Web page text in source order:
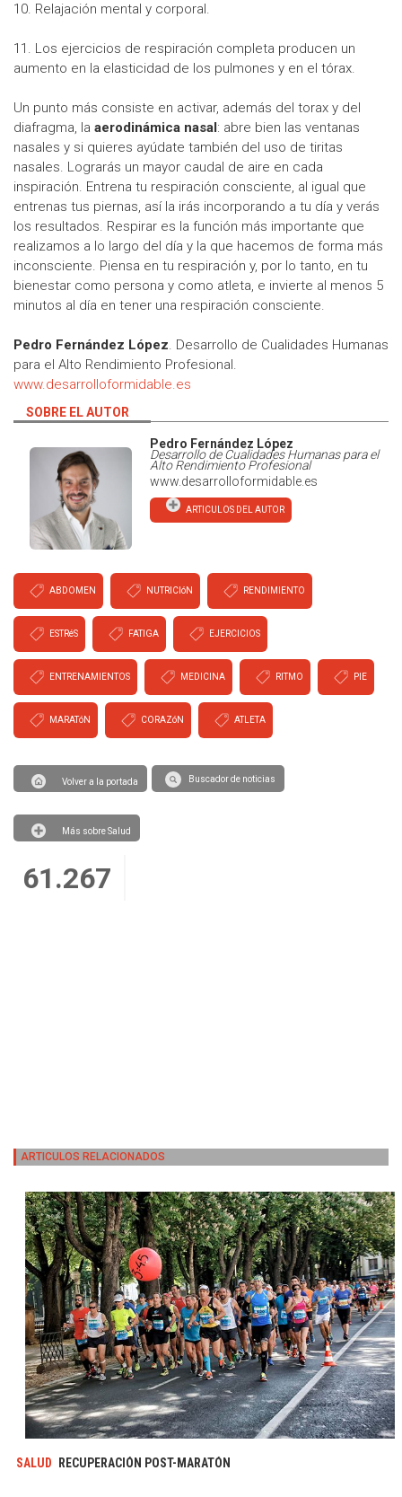
10. Relajación mental y corporal.
11. Los ejercicios de respiración completa producen un
aumento en la elasticidad de los pulmones y en el tórax.
Un punto más consiste en activar, además del torax y del
diafragma, la aerodinámica nasal: abre bien las ventanas
nasales y si quieres ayúdate también del uso de tiritas
nasales. Lograrás un mayor caudal de aire en cada
inspiración. Entrena tu respiración consciente, al igual que
entrenas tus piernas, así la irás incorporando a tu día y verás
los resultados. Respirar es la función más importante que
realizamos a lo largo del día y la que hacemos de forma más
inconsciente. Piensa en tu respiración y, por lo tanto, en tu
bienestar como persona y como atleta, e invierte al menos 5
minutos al día en tener una respiración consciente.
Pedro Fernández López. Desarrollo de Cualidades Humanas
para el Alto Rendimiento Profesional.
www.desarrolloformidable.es
SOBRE EL AUTOR
Pedro Fernández López
Desarrollo de Cualidades Humanas para el
Alto Rendimiento Profesional
www.desarrolloformidable.es
ARTICULOS DEL AUTOR
ABDOMEN NUTRICIóN RENDIMIENTO
ESTRéS FATIGA EJERCICIOS
ENTRENAMIENTOS MEDICINA RITMO PIE
MARATóN CORAZóN ATLETA
Volver a la portada Buscador de noticias
Más sobre Salud
61.267
ARTICULOS RELACIONADOS
SALUD RECUPERACIÓN POST-MARATÓN